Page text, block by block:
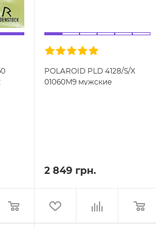
POLAROID PLD 4128/S/X
01060M9 мужские
2 849 грн.